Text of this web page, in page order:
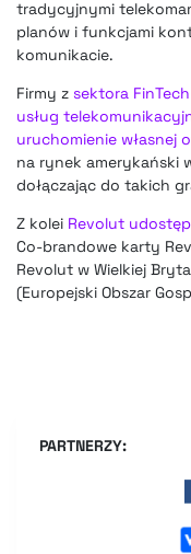
tradycyjnymi
planów i funkcjami
komunikacie.
Firmy z sektora
usług
uruchomienie własnej
na rynek amerykański
dołączając do takich
Z kolei Revolut
Co-brandowe karty
Revolut w Wielkiej
(Europejski Obszar
PARTNERZY: